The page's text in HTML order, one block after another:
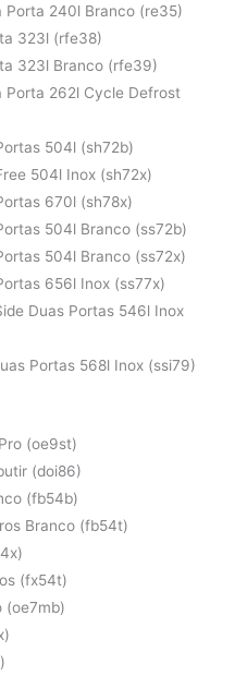
Porta 240l Branco (re35)
323l (rfe38)
323l Branco (rfe39)
Porta 262l Cycle Defrost
504l (sh72b)
504l Inox (sh72x)
670l (sh78x)
504l Branco (ss72b)
504l Branco (ss72x)
656l Inox (ss77x)
Duas Portas 546l Inox
Portas 568l Inox (ssi79)
(oe9st)
(doi86)
(fb54b)
Branco (fb54t)
(fx54t)
(oe7mb)